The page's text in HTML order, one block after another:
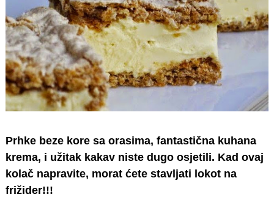
Prhke beze kore sa orasima, fantastična kuhana
krema, i užitak kakav niste dugo osjetili. Kad ovaj
kolač napravite, morat ćete stavljati lokot na
frižider!!!